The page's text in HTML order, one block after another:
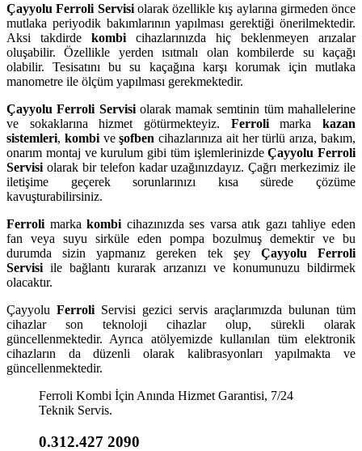
ÇayyoluFerroli Servisi olarak özellikle kış aylarına girmeden önce
mutlaka periyodik bakımlarının yapılması gerektiği önerilmektedir.
Aksi takdirde kombi cihazlarınızda hiç beklenmeyen arızalar
oluşabilir. Özellikle yerden ısıtmalı olan kombilerde su kaçağı
olabilir. Tesisatını bu su kaçağına karşı korumak için mutlaka
manometre ile ölçüm yapılması gerekmektedir.
ÇayyoluFerroli Servisi olarak mamak semtinin tüm mahallelerine
ve sokaklarına hizmet götürmekteyiz. Ferrolimarkakazan
sistemleri, kombi veşofben cihazlarınıza ait her türlü arıza, bakım,
onarım montaj ve kurulum gibi tüm işlemlerinizdeÇayyolu Ferroli
Servisi olarak bir telefon kadar uzağınızdayız. Çağrı merkezimiz ile
iletişime geçerek sorunlarınızı kısa sürede çözüme
kavuşturabilirsiniz.
Ferroli markakombi cihazınızda ses varsa atık gazı tahliye eden
fan veya suyu sirküle eden pompa bozulmuş demektir ve bu
durumda sizin yapmanız gereken tek şey Çayyolu Ferroli
Servisi ile bağlantı kurarak arızanızı ve konumunuzu bildirmek
olacaktır.
Çayyolu Ferroli Servisi gezici servis araçlarımızda bulunan tüm
cihazlar son teknoloji cihazlar olup, sürekli olarak
güncellenmektedir. Ayrıca atölyemizde kullanılan tüm elektronik
cihazların da düzenli olarak kalibrasyonları yapılmakta ve
güncellenmektedir.
Ferroli Kombi İçin Anında Hizmet Garantisi, 7/24
Teknik Servis.
0.312.427 2090